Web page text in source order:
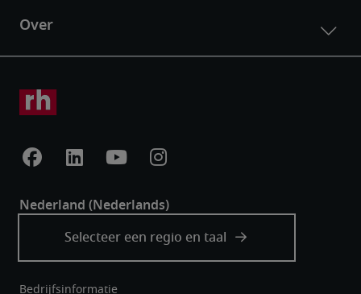
Bedrijfsinformatie